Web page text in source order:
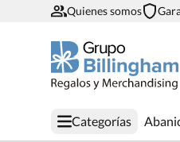
Quienes somos
Categorías